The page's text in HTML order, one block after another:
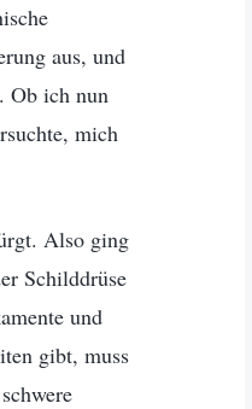
aus, und
Ob ich nun
mich
Also ging
Schilddrüse
und
gibt, muss